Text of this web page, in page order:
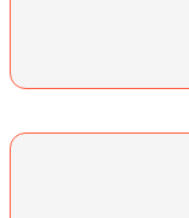
נוף המפרץ
גליל מערבי